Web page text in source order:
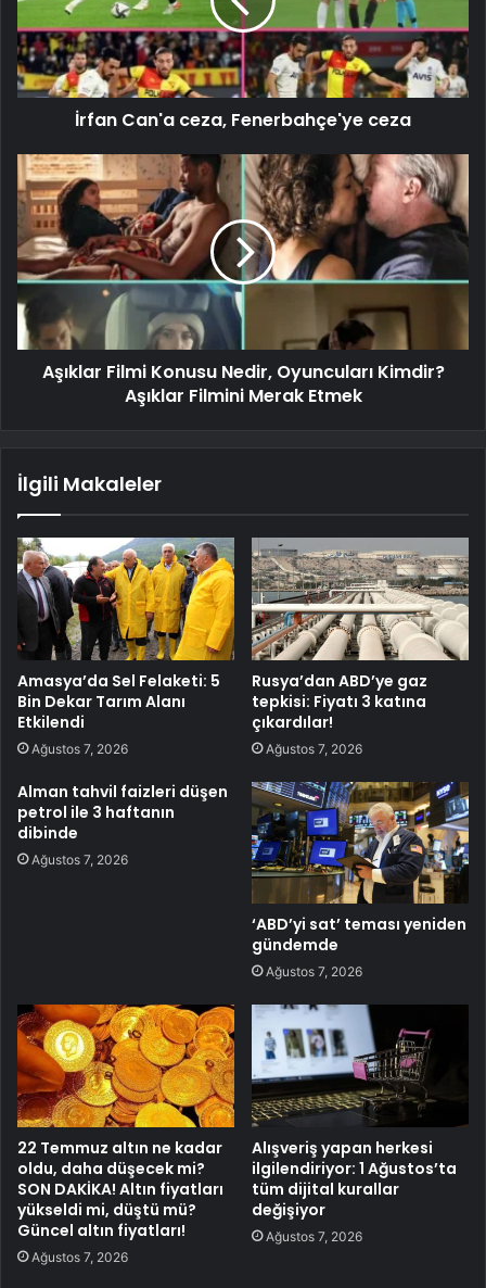
İrfan Can'a ceza, Fenerbahçe'ye ceza
Aşıklar Filmi Konusu Nedir, Oyuncuları Kimdir?
Aşıklar Filmini Merak Etmek
İlgili Makaleler
Amasya’da Sel Felaketi: 5
Bin Dekar Tarım Alanı
Etkilendi
Ağustos 7, 2026
Rusya’dan ABD’ye gaz
tepkisi: Fiyatı 3 katına
çıkardılar!
Ağustos 7, 2026
Alman tahvil faizleri düşen
petrol ile 3 haftanın
dibinde
Ağustos 7, 2026
‘ABD’yi sat’ teması yeniden
gündemde
Ağustos 7, 2026
22 Temmuz altın ne kadar
oldu, daha düşecek mi?
SON DAKİKA! Altın fiyatları
yükseldi mi, düştü mü?
Güncel altın fiyatları!
Ağustos 7, 2026
Alışveriş yapan herkesi
ilgilendiriyor: 1 Ağustos’ta
tüm dijital kurallar
değişiyor
Ağustos 7, 2026